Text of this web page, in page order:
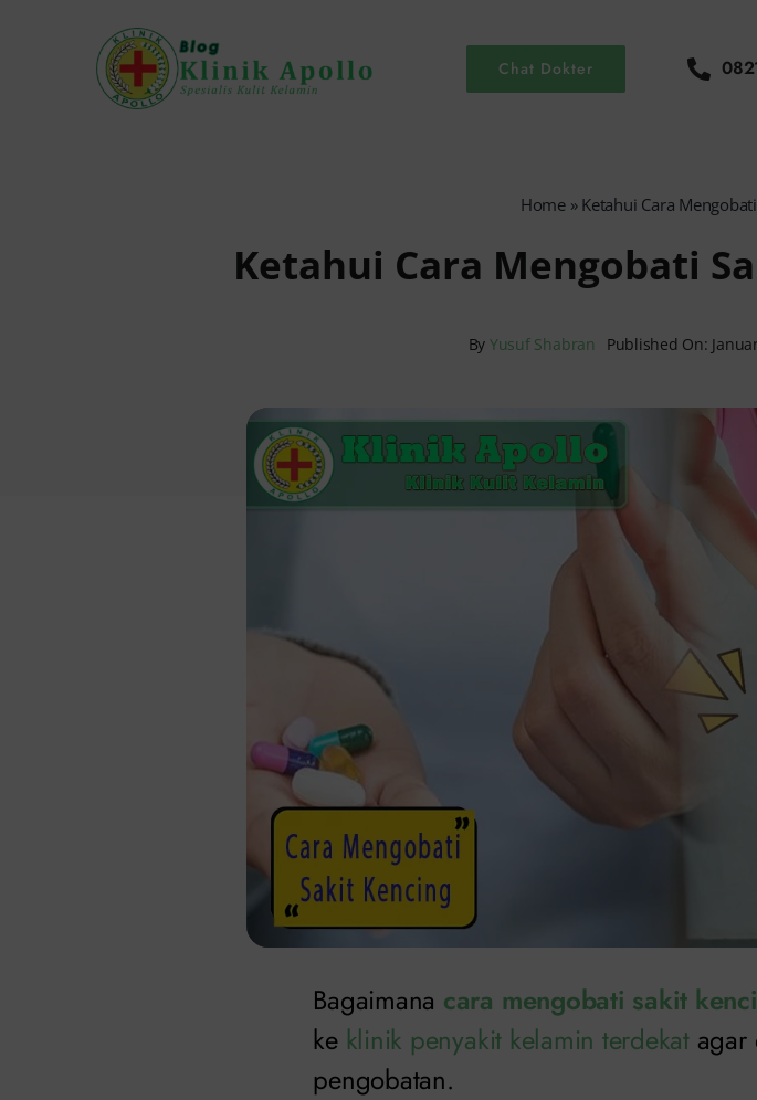
Chat Dokter
Home» Ketahui Cara
Ketahui Cara Mengobati
By Yusuf Shabran Published On:
Bagaimana cara mengobati sakit
ke klinik penyakit kelamin terdekat agar
pengobatan.